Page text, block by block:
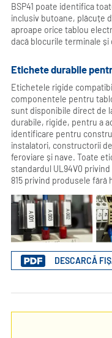
BSP41 poate identifica
inclusiv butoane, plăcuțe
aproape orice tablou
dacă blocurile terminale
Etichete durabile
Etichetele rigide
componentele pentru
sunt disponibile direct de
durabile, rigide, pentru a
identificare pentru
instalatori, constructorii
feroviare și nave. Toate
standardul UL94V0
815 privind produsele fără
DESCARCĂ